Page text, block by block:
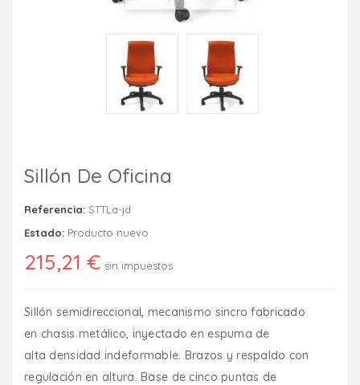
Sillón De Oficina
Referencia: STTLa-jd
Estado: Producto nuevo
215,21 € sin impuestos
Sillón semidireccional, mecanismo sincro fabricado
en chasis metálico, inyectado en espuma de
alta densidad indeformable. Brazos y respaldo con
regulación en altura. Base de cinco puntas de